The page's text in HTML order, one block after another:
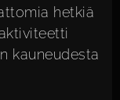
hetkiä
kauneudesta